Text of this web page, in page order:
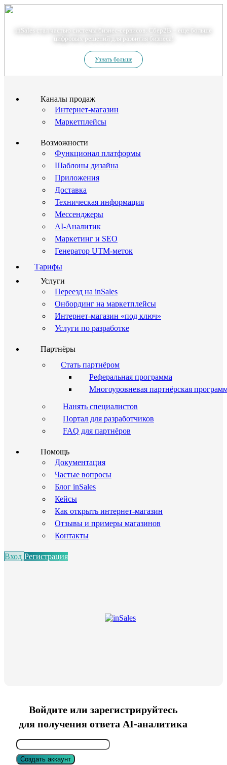
inSales стал частью системы бизнес-сервисов. Сбер2В – еще больше
цифровых решений для развития бизнеса!
Узнать больше
Каналы продаж
Интернет-магазин
Маркетплейсы
Возможности
Функционал платформы
Шаблоны дизайна
Приложения
Доставка
Техническая информация
Мессенджеры
AI-Аналитик
Маркетинг и SEO
Генератор UTM-меток
Тарифы
Услуги
Переезд на inSales
Онбординг на маркетплейсы
Интернет-магазин «под ключ»
Услуги по разработке
Партнёры
Стать партнёром
Реферальная программа
Многоуровневая партнёрская
Нанять специалистов
Портал для разработчиков
FAQ для партнёров
Помощь
Документация
Частые вопросы
Блог inSales
Кейсы
Как открыть интернет-магазин
Отзывы и примеры магазинов
Контакты
Вход Регистрация
Войдите или зарегистрируйтесь
для получения ответа AI-аналитика
Создать аккаунт